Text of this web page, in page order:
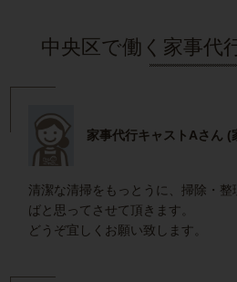
中央区で働く家事代
家事代行キャストAさん (
清潔な清掃をもっとうに、掃除・整
ばと思ってさせて頂きます。
どうぞ宜しくお願い致します。